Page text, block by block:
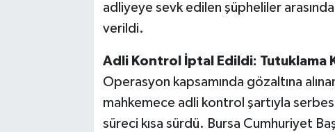
adliyeye sevk edilen şüpheliler
verildi.
Adli Kontrol İptal Edildi: Tutuklama
Operasyon kapsamında gözaltına
mahkemece adli kontrol şartıyla
süreci kısa sürdü. Bursa Cumhuriyet